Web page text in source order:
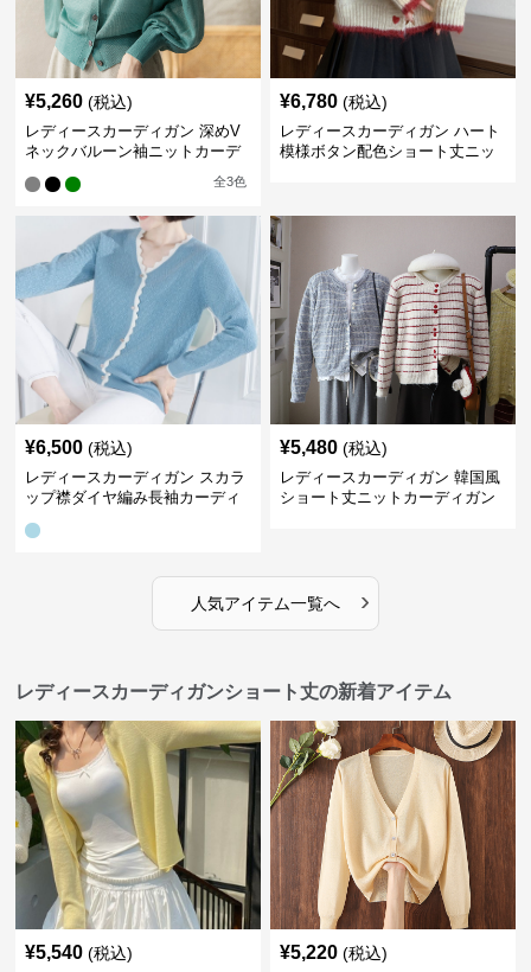
¥5,260 (税込)
レディースカーディガン 深めV
ネックバルーン袖ニットカーデ
全3色
¥6,780 (税込)
レディースカーディガン ハート
模様ボタン配色ショート丈ニッ
¥6,500 (税込)
レディースカーディガン スカラ
ップ襟ダイヤ編み長袖カーディ
¥5,480 (税込)
レディースカーディガン 韓国風
ショート丈ニットカーディガン
人気アイテム一覧へ ›
レディースカーディガンショート丈の新着アイテム
¥5,540 (税込) ¥5,220 (税込)